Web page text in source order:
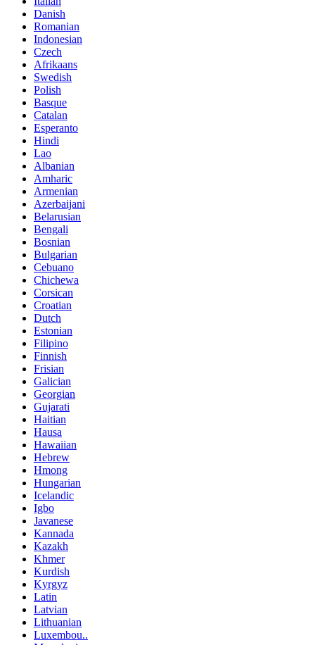
Danish
Romanian
Indonesian
Czech
Afrikaans
Swedish
Polish
Basque
Catalan
Esperanto
Hindi
Lao
Albanian
Amharic
Armenian
Azerbaijani
Belarusian
Bengali
Bosnian
Bulgarian
Cebuano
Chichewa
Corsican
Croatian
Dutch
Estonian
Filipino
Finnish
Frisian
Galician
Georgian
Gujarati
Haitian
Hausa
Hawaiian
Hebrew
Hmong
Hungarian
Icelandic
Igbo
Javanese
Kannada
Kazakh
Khmer
Kurdish
Kyrgyz
Latin
Latvian
Lithuanian
Luxembou..